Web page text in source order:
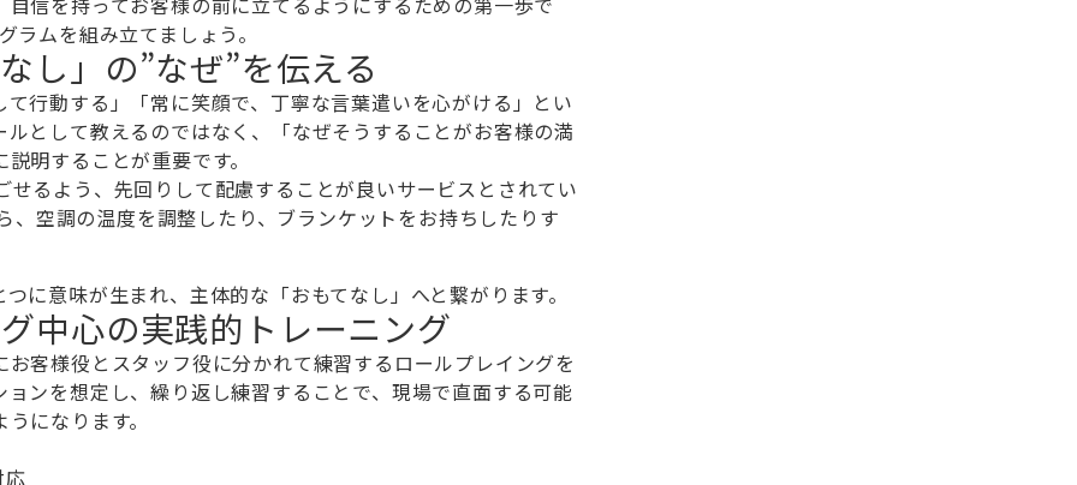
ムを組み立てましょう。
し」の”なぜ”を伝える
行動する」「常に笑顔で、丁寧な言葉遣いを心がける」とい
として教えるのではなく、「なぜそうすることがお客様の満
明することが重要です。
るよう、先回りして配慮することが良いサービスとされてい
、空調の温度を調整したり、ブランケットをお持ちしたりす
に意味が生まれ、主体的な「おもてなし」へと繋がります。
中心の実践的トレーニング
客様役とスタッフ役に分かれて練習するロールプレイングを
ンを想定し、繰り返し練習することで、現場で直面する可能
になります。
応